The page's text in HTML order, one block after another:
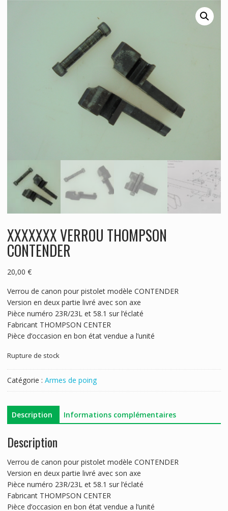
XXXXXXX VERROU THOMPSON
CONTENDER
20,00 €
Verrou de canon pour pistolet modèle CONTENDER
Version en deux partie livré avec son axe
Pièce numéro 23R/23L et 58.1 sur l’éclaté
Fabricant THOMPSON CENTER
Pièce d’occasion en bon état vendue a l’unité
Rupture de stock
Catégorie : Armes de poing
Description Informations complémentaires
Description
Verrou de canon pour pistolet modèle CONTENDER
Version en deux partie livré avec son axe
Pièce numéro 23R/23L et 58.1 sur l’éclaté
Fabricant THOMPSON CENTER
Pièce d’occasion en bon état vendue a l’unité